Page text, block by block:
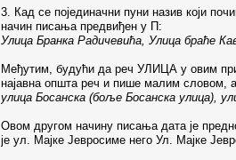
3. Кад се појединачни пуни назив који
начин писања предвиђен у П:
Улица Бранка Радичевића, Улица браће
Међутим, будући да реч УЛИЦА у овим
најавна општа реч и пише малим словом,
улица Босанска (боље Босанска улица),
Овом другом начину писања дата је
је ул. Мајке Јевросиме него Ул. Мајке